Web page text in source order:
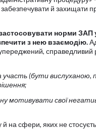
й захищати
норми ЗАП
з нею взаємодію.
справедливий
участь (бути вислуханою,
мотивувати свої
й на сфери, яких не